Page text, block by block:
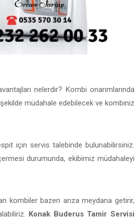
nelerdir? Kombi onarımlarında
müdahale edebilecek ve kombiniz
için servis talebinde bulunabilirsiniz.
durumunda, ekibimiz müdahaleyi
kombiler bazen arıza meydana getirir,
Konak Buderus Tamir Servisi